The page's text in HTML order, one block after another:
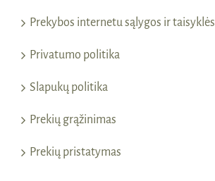
Prekybos internetu sąlygos ir taisyklės
Privatumo politika
Slapukų politika
Prekių grąžinimas
Prekių pristatymas